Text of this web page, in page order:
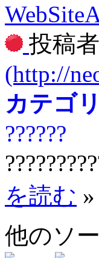
投稿者
(http://
カテゴリ
??????
を読む »
他のソ